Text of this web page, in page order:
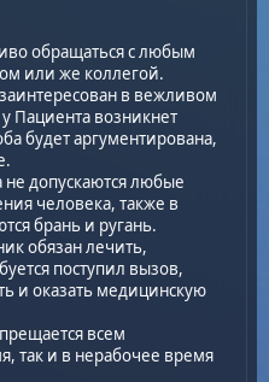
обращаться с любым
или же коллегой.
в вежливом
Пациента возникнет
будет аргументирована,
допускаются любые
человека, также в
брань и ругань.
обязан лечить,
поступил вызов,
и оказать медицинскую
всем
так и в нерабочее время